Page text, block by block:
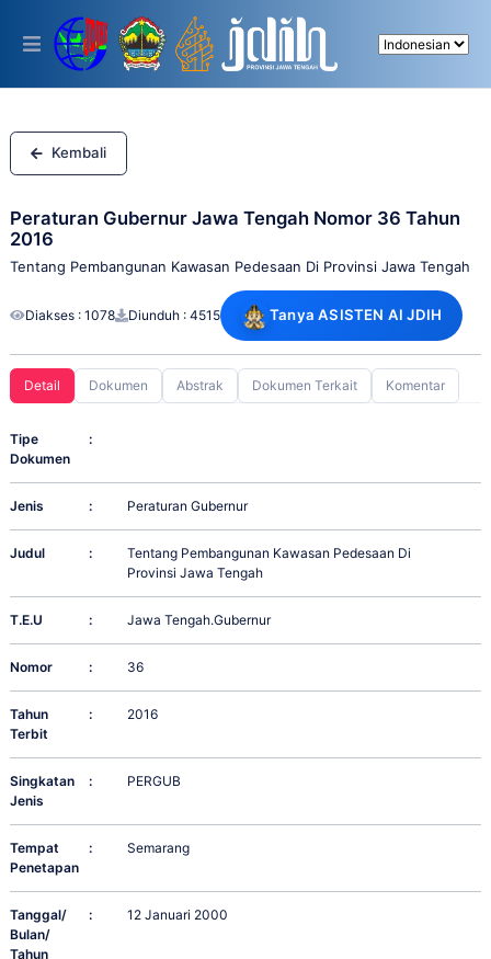
This
includes
accessibility
system.
Kembali
Peraturan Gubernur Jawa Tengah Nomor 36 Tahun
2016
Tentang Pembangunan Kawasan Pedesaan Di Provinsi Jawa Tengah
Diakses : 1078 Diunduh : 4515 Tanya ASISTEN AI JDIH
Detail Dokumen Abstrak Dokumen Terkait Komentar
Tipe
Dokumen
:
Jenis : Peraturan Gubernur
Judul :
Tentang Pembangunan Kawasan Pedesaan Di
Provinsi Jawa Tengah
T.E.U : Jawa Tengah.Gubernur
Nomor : 36
Tahun
Terbit
: 2016
Singkatan
Jenis
: PERGUB
Tempat
Penetapan
: Semarang
Tanggal/
Bulan/
Tahun
: 12 Januari 2000